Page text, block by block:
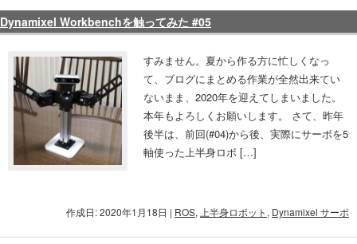
Dynamixel Workbenchを触ってみた #05
すみません。夏から作る方に忙しくなっ
て、ブログにまとめる作業が全然出来てい
ないまま、2020年を迎えてしまいました。
本年もよろしくお願いします。 さて、昨年
後半は、前回(#04)から後、実際にサーボを5
軸使った上半身ロボ […]
作成日: 2020年1月18日 | ROS, 上半身ロボット , Dynamixel サーボ